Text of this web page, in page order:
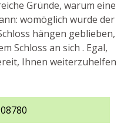
Gründe, warum eine
womöglich wurde der
hängen geblieben,
Schloss an sich . Egal,
Ihnen weiterzuhelfen